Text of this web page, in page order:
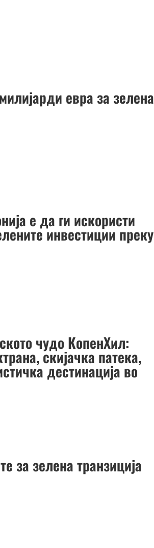
евра за зелена
е да ги искористи
инвестиции преку
чудо КопенХил:
скијачка патека,
дестинација во
за зелена транзиција